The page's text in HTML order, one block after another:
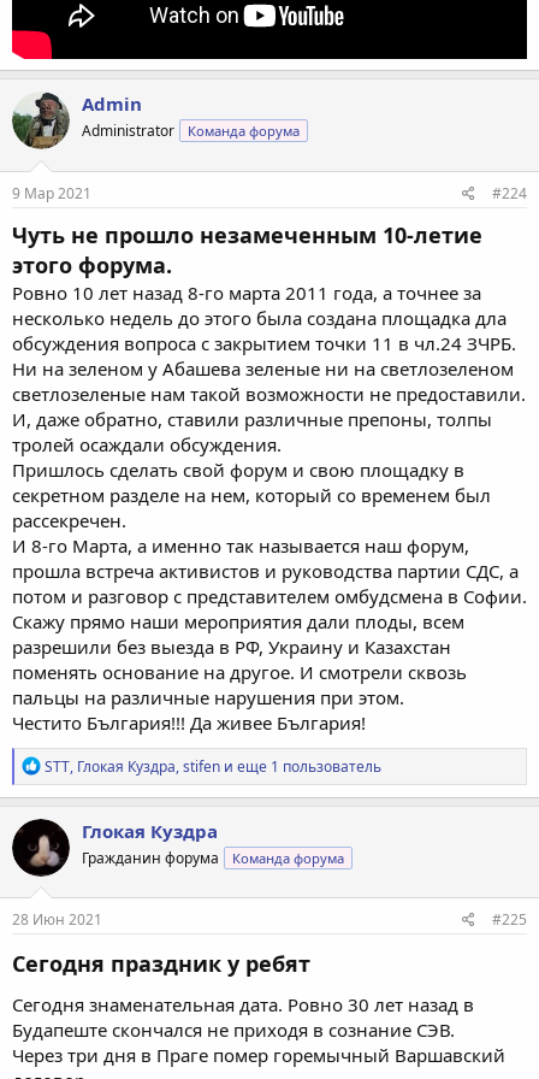
Admin
Administrator Команда форума
9 Мар 2021 #224
Чуть не прошло незамеченным 10-летие
этого форума.
Ровно 10 лет назад 8-го марта 2011 года, а точнее за
несколько недель до этого была создана площадка дла
обсуждения вопроса с закрытием точки 11 в чл.24 ЗЧРБ.
Ни на зеленом у Абашева зеленые ни на светлозеленом
светлозеленые нам такой возможности не предоставили.
И, даже обратно, ставили различные препоны, толпы
тролей осаждали обсуждения.
Пришлось сделать свой форум и свою площадку в
секретном разделе на нем, который со временем был
рассекречен.
И 8-го Марта, а именно так называется наш форум,
прошла встреча активистов и руководства партии СДС, а
потом и разговор с представителем омбудсмена в Софии.
Скажу прямо наши мероприятия дали плоды, всем
разрешили без выезда в РФ, Украину и Казахстан
поменять основание на другое. И смотрели сквозь
пальцы на различные нарушения при этом.
Честито България!!! Да живее България!
Р
е
а
к
ц
и
и
:
STT, Глокая Куздра,stifen и еще 1 пользователь
Глокая Куздра
Гражданин форума Команда форума
28 Июн 2021 #225
Сегодня праздник у ребят
Сегодня знаменательная дата. Ровно 30 лет назад в
Будапеште скончался не приходя в сознание СЭВ.
Через три дня в Праге помер горемычный Варшавский